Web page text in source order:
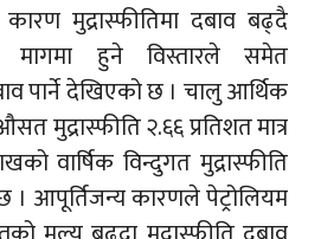
मुद्रास्फीतिमा दबाव बढ्दै
मागमा हुने विस्तारले समेत
पार्ने देखिएको छ । चालु आर्थिक
मुद्रास्फीति २.६६ प्रतिशत मात्र
वार्षिक विन्दुगत मुद्रास्फीति
। आपूर्तिजन्य कारणले पेट्रोलियम